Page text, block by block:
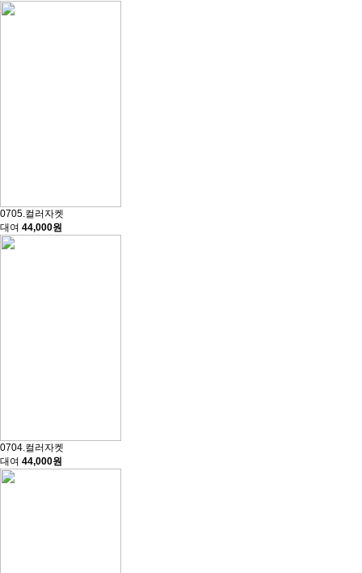
0705.컬러자켓
대여 44,000원
0704.컬러자켓
대여 44,000원